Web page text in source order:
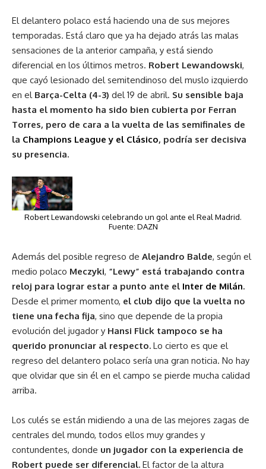
El delantero polaco está haciendo una de sus mejores
temporadas. Está claro que ya ha dejado atrás las malas
sensaciones de la anterior campaña, y está siendo
diferencial en los últimos metros. Robert Lewandowski,
que cayó lesionado del semitendinoso del muslo izquierdo
en el Barça-Celta (4-3) del 19 de abril. Su sensible baja
hasta el momento ha sido bien cubierta por Ferran
Torres, pero de cara a la vuelta de las semifinales de
la Champions League y el Clásico, podría ser decisiva
su presencia.
Robert Lewandowski celebrando un gol ante el Real Madrid.
Fuente: DAZN
Además del posible regreso de Alejandro Balde, según el
medio polaco Meczyki, “Lewy” está trabajando contra
reloj para lograr estar a punto ante el Inter de Milán.
Desde el primer momento, el club dijo que la vuelta no
tiene una fecha fija, sino que depende de la propia
evolución del jugador y Hansi Flick tampoco se ha
querido pronunciar al respecto. Lo cierto es que el
regreso del delantero polaco sería una gran noticia. No hay
que olvidar que sin él en el campo se pierde mucha calidad
arriba.
Los culés se están midiendo a una de las mejores zagas de
centrales del mundo, todos ellos muy grandes y
contundentes, donde un jugador con la experiencia de
Robert puede ser diferencial. El factor de la altura